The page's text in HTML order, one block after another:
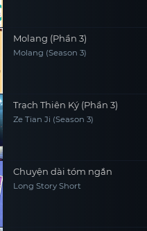
Molang (Phần 3)
Molang (Season 3)
Trạch Thiên Ký (Phần 3)
Ze Tian Ji (Season 3)
Chuyện dài tóm ngắn
Long Story Short